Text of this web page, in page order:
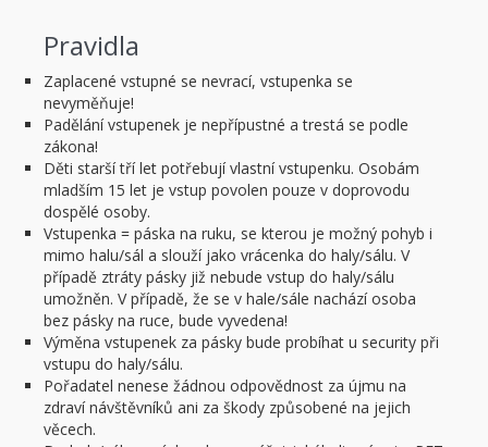
Pravidla
Zaplacené vstupné se nevrací, vstupenka se
nevyměňuje!
Padělání vstupenek je nepřípustné a trestá se podle
zákona!
Děti starší tří let potřebují vlastní vstupenku. Osobám
mladším 15 let je vstup povolen pouze v doprovodu
dospělé osoby.
Vstupenka = páska na ruku, se kterou je možný pohyb i
mimo halu/sál a slouží jako vrácenka do haly/sálu. V
případě ztráty pásky již nebude vstup do haly/sálu
umožněn. V případě, že se v hale/sále nachází osoba
bez pásky na ruce, bude vyvedena!
Výměna vstupenek za pásky bude probíhat u security při
vstupu do haly/sálu.
Pořadatel nenese žádnou odpovědnost za újmu na
zdraví návštěvníků ani za škody způsobené na jejich
věcech.